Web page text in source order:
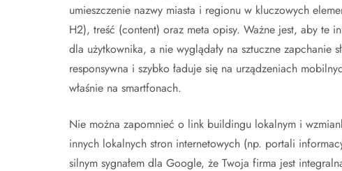
umieszczenie nazwy miasta i regionu w kluczowych
H2), treść (content) oraz meta opisy. Ważne jest, aby te
dla użytkownika, a nie wyglądały na sztuczne zapchanie
responsywna i szybko ładuje się na urządzeniach
właśnie na smartfonach.
Nie można zapomnieć o link buildingu lokalnym i
innych lokalnych stron internetowych (np. portali
silnym sygnałem dla Google, że Twoja firma jest